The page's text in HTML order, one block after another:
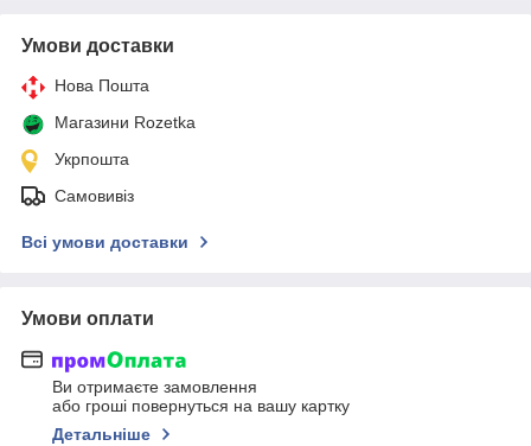
Умови доставки
Нова Пошта
Магазини Rozetka
Укрпошта
Самовивіз
Всі умови доставки
Умови оплати
Ви отримаєте замовлення
або гроші повернуться на вашу картку
Детальніше